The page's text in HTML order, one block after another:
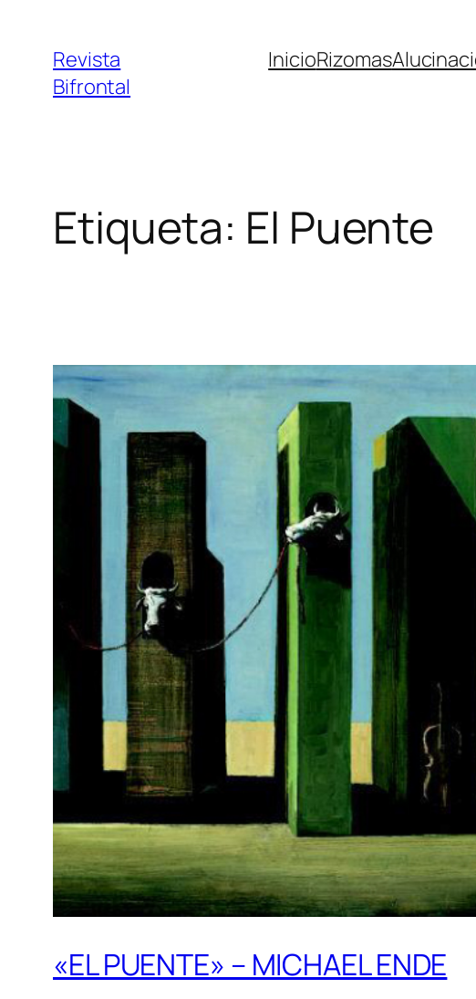
contenido
Revista
Bifrontal
InicioRizomas
Etiqueta: El Puente
«EL PUENTE» – MICHAEL ENDE